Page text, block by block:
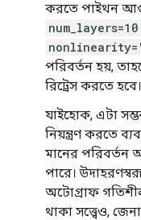
করতে পাইথন
num_layers=10
পরিবর্তন হয়,
রিট্রেস করতে হবে।
যাইহোক, এটা
নিয়ন্ত্রণ করতে
মানের পরিবর্তন
পারে।
অটোগ্রাফ
থাকা সত্ত্বেও,